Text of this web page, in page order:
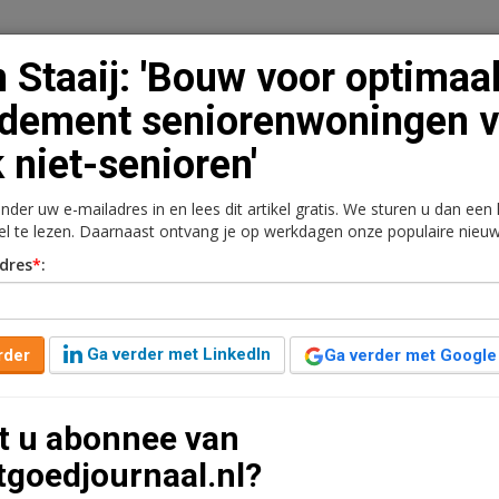
Vacaturebank Contact
Kantoren Retail Logistiek Juridisch | Fiscaal
ook niet-senioren'
minuten leestijd
belegging als die woning op het moment
Staaij: 'Bouw voor
seniorenwoningen
niet-senioren'
uw e-mailadres in en lees dit artikel gratis. We sturen u dan een
te lezen. Daarnaast ontvang je op werkdagen onze populaire
*:
Ga verder met LinkedIn Ga verder met Google
u abonnee van